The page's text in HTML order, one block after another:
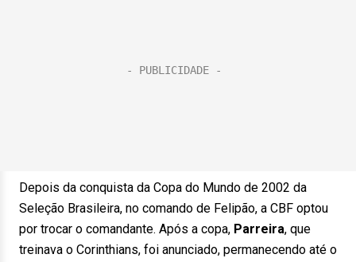
Depois da conquista da Copa do Mundo de 2002 da
Seleção Brasileira, no comando de Felipão, a CBF optou
por trocar o comandante. Após a copa, Parreira, que
treinava o Corinthians, foi anunciado, permanecendo até o